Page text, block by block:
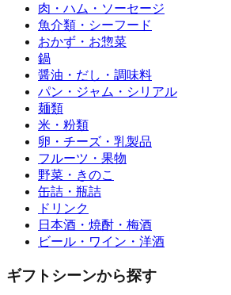
肉・ハム・ソーセージ
魚介類・シーフード
おかず・お惣菜
鍋
醤油・だし・調味料
パン・ジャム・シリアル
麺類
米・粉類
卵・チーズ・乳製品
フルーツ・果物
野菜・きのこ
缶詰・瓶詰
ドリンク
日本酒・焼酎・梅酒
ビール・ワイン・洋酒
ギフトシーンから探す